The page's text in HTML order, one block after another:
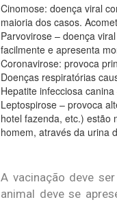
Cinomose: doença viral
maioria dos casos.
Parvovirose – doença
facilmente e apresenta
Coronavirose: provoca
Doenças respiratórias
Hepatite infecciosa
Leptospirose – provoca
hotel fazenda, etc.) estão
homem, através da urina
A vacinação deve
animal deve se